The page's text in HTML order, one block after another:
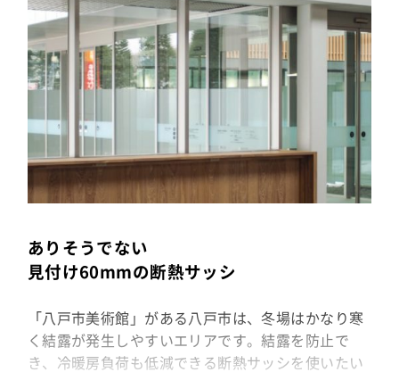
ありそうでない
見付け60mmの断熱サッシ
「八戸市美術館」がある八戸市は、冬場はかなり寒
く結露が発生しやすいエリアです。結露を防止で
き、冷暖房負荷も低減できる断熱サッシを使いたい